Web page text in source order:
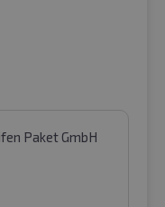
Paket GmbH